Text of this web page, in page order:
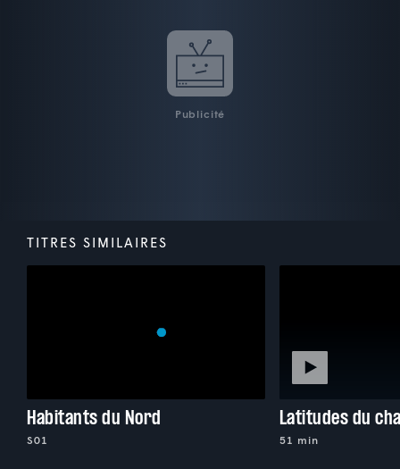
Publicité
TITRES SIMILAIRES
Habitants du Nord
S01
Latitudes du
51 min